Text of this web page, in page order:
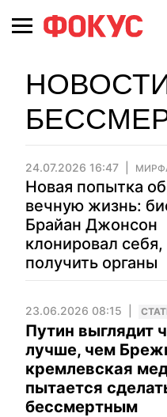
24.07.2026 16:47
Новая попытка
вечную жизнь:
Брайан Джонсон
клонировал
получить органы
23.06.2026 08:15
Путин выглядит
лучше, чем
кремлевская
пытается
бессмертным